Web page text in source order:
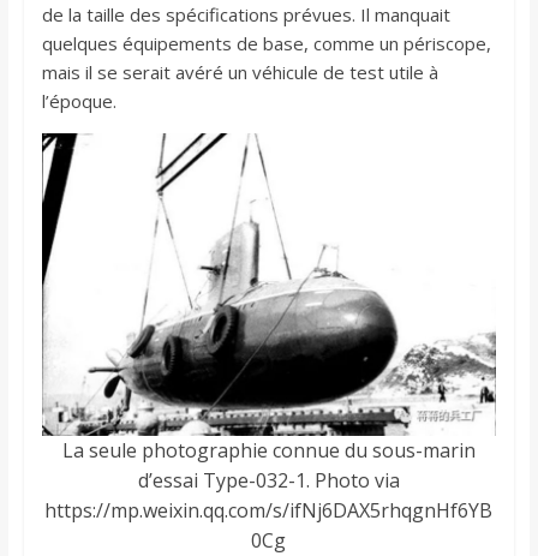
de la taille des spécifications prévues. Il manquait
quelques équipements de base, comme un périscope,
mais il se serait avéré un véhicule de test utile à
l’époque.
La seule photographie connue du sous-marin
d’essai Type-032-1. Photo via
https://mp.weixin.qq.com/s/ifNj6DAX5rhqgnHf6YB
0Cg